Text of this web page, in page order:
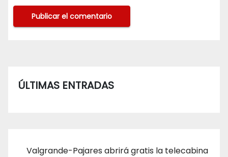
ÚLTIMAS ENTRADAS
Valgrande-Pajares abrirá gratis la telecabina